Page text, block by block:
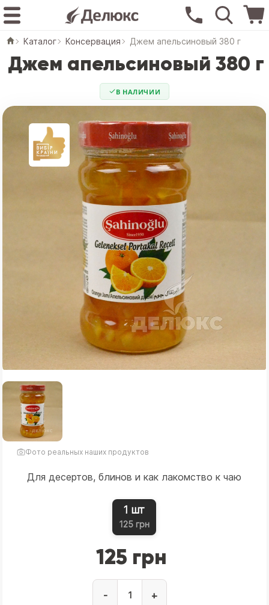
Каталог Консервация Джем апельсиновый 380 г
Джем апельсиновый 380 г
В НАЛИЧИИ
Фото реальных наших продуктов
Для десертов, блинов и как лакомство к чаю
1 шт
125 грн
125 грн
- +